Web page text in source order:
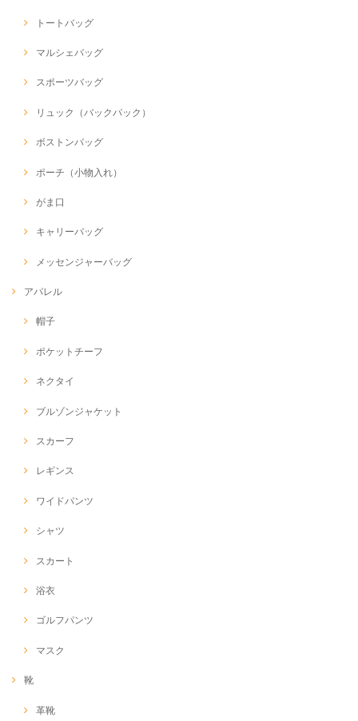
トートバッグ
マルシェバッグ
スポーツバッグ
リュック（バックパック）
ボストンバッグ
ポーチ（小物入れ）
がま口
キャリーバッグ
メッセンジャーバッグ
アパレル
帽子
ポケットチーフ
ネクタイ
ブルゾンジャケット
スカーフ
レギンス
ワイドパンツ
シャツ
スカート
浴衣
ゴルフパンツ
マスク
靴
革靴